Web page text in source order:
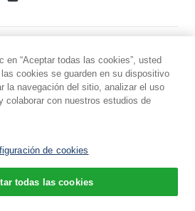
Montefiore Einstein
en “Aceptar todas las cookies”, usted
cookies se guarden en su dispositivo
la navegación del sitio, analizar el uso
colaborar con nuestros estudios de
de cookies
todas las cookies
Español